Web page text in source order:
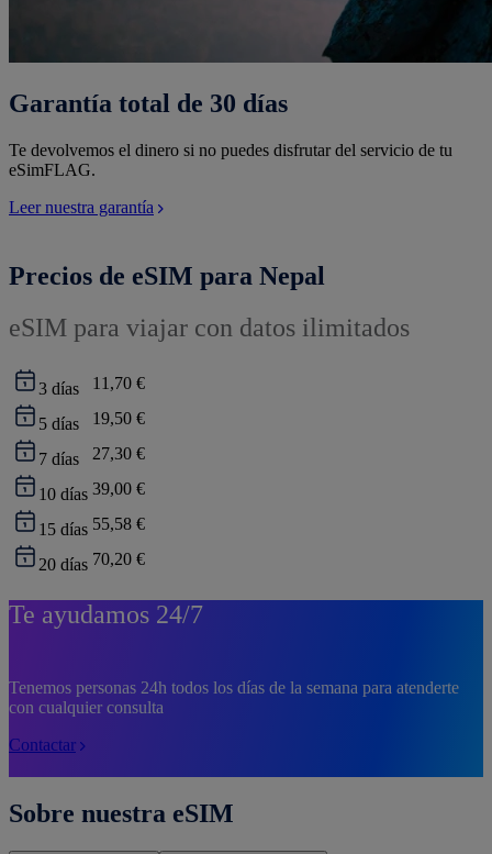
Garantía total de 30 días
Te devolvemos el dinero si no puedes disfrutar del servicio de tu
eSimFLAG.
Leer nuestra garantía
Precios de eSIM para Nepal
eSIM para viajar con datos ilimitados
3 días 11,70 €
5 días 19,50 €
7 días 27,30 €
10 días 39,00 €
15 días 55,58 €
20 días 70,20 €
Te ayudamos 24/7
Tenemos personas 24h todos los días de la semana para atenderte
con cualquier consulta
Contactar
Sobre nuestra eSIM